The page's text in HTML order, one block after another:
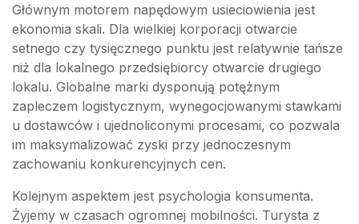
Głównym motorem napędowym usieciowienia jest
ekonomia skali. Dla wielkiej korporacji otwarcie
setnego czy tysięcznego punktu jest relatywnie tańsze
niż dla lokalnego przedsiębiorcy otwarcie drugiego
lokalu. Globalne marki dysponują potężnym
zapleczem logistycznym, wynegocjowanymi stawkami
u dostawców i ujednoliconymi procesami, co pozwala
im maksymalizować zyski przy jednoczesnym
zachowaniu konkurencyjnych cen.
Kolejnym aspektem jest psychologia konsumenta.
Żyjemy w czasach ogromnej mobilności. Turysta z